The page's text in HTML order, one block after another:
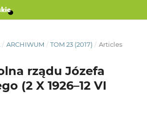
/ ARCHIWUM / TOM 23 (2017) / Articles
rządu Józefa
(2 X 1926–12 VI